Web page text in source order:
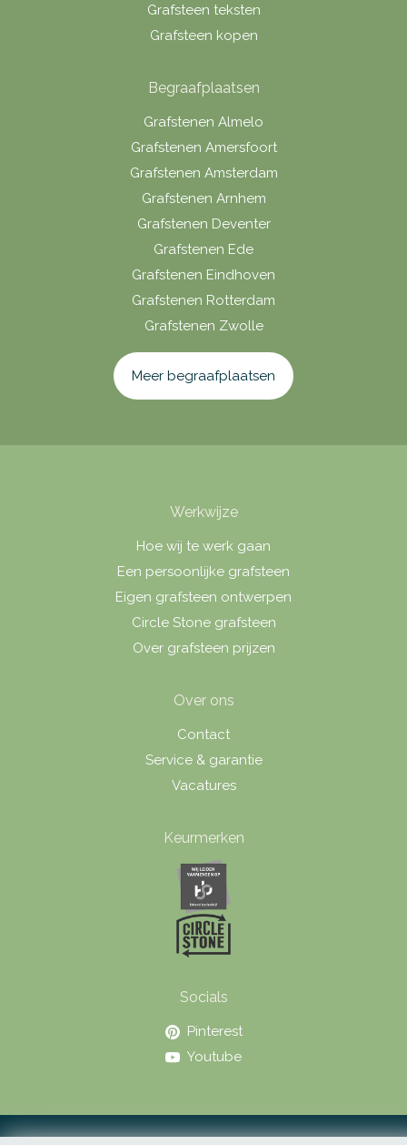
Grafsteen teksten
Grafsteen kopen
Begraafplaatsen
Grafstenen Almelo
Grafstenen Amersfoort
Grafstenen Amsterdam
Grafstenen Arnhem
Grafstenen Deventer
Grafstenen Ede
Grafstenen Eindhoven
Grafstenen Rotterdam
Grafstenen Zwolle
Meer begraafplaatsen
Werkwijze
Hoe wij te werk gaan
Een persoonlijke grafsteen
Eigen grafsteen ontwerpen
Circle Stone grafsteen
Over grafsteen prijzen
Over ons
Contact
Service & garantie
Vacatures
Keurmerken
Socials
Pinterest
Youtube